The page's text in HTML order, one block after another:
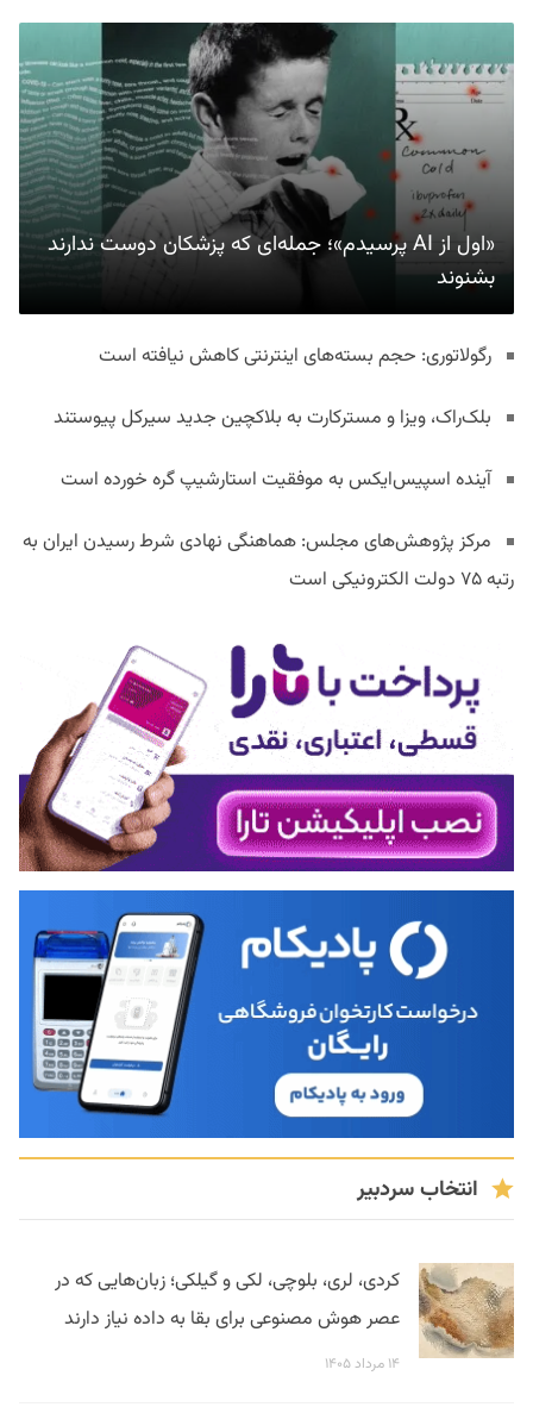
«اول از AI پرسیدم»؛ جمله‌ای که پزشکان دوست ندارند
بشنوند
رگولاتوری: حجم بسته‌های اینترنتی کاهش نیافته است
بلک‌راک، ویزا و مسترکارت به بلاکچین جدید سیرکل پیوستند
آینده اسپیس‌ایکس به موفقیت استارشیپ گره خورده است
مرکز پژوهش‌های مجلس: هماهنگی نهادی شرط رسیدن ایران به
رتبه ۷۵ دولت الکترونیکی است
انتخاب سردبیر
کردی، لری، بلوچی، لکی و گیلکی؛ زبان‌هایی که در
عصر هوش مصنوعی برای بقا به داده نیاز دارند
۱۴ مرداد ۱۴۰۵